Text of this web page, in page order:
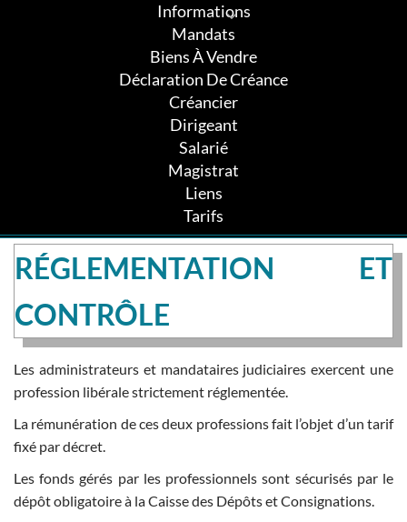
Informations
Mandats
Biens À Vendre
Déclaration De Créance
Créancier
Dirigeant
Salarié
Magistrat
Liens
Tarifs
RÉGLEMENTATION ET
CONTRÔLE
Les administrateurs et mandataires judiciaires exercent une
profession libérale strictement réglementée.
La rémunération de ces deux professions fait l’objet d’un tarif
fixé par décret.
Les fonds gérés par les professionnels sont sécurisés par le
dépôt obligatoire à la Caisse des Dépôts et Consignations.